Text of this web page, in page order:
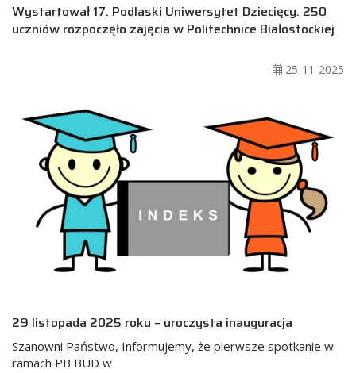
Wystartował 17. Podlaski Uniwersytet Dziecięcy. 250
uczniów rozpoczęło zajęcia w Politechnice Białostockiej
25-11-2025
29 listopada 2025 roku – uroczysta inauguracja
Szanowni Państwo, Informujemy, że pierwsze spotkanie w
ramach PB BUD w